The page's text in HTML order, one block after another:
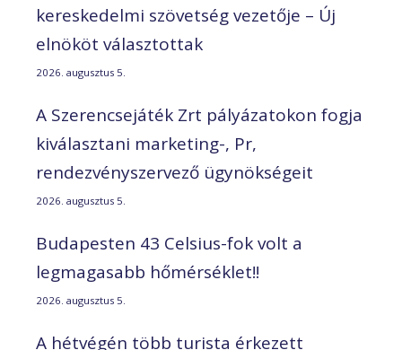
kereskedelmi szövetség vezetője – Új
elnököt választottak
2026. augusztus 5.
A Szerencsejáték Zrt pályázatokon fogja
kiválasztani marketing-, Pr,
rendezvényszervező ügynökségeit
2026. augusztus 5.
Budapesten 43 Celsius-fok volt a
legmagasabb hőmérséklet!!
2026. augusztus 5.
A hétvégén több turista érkezett